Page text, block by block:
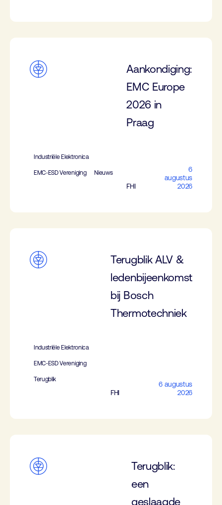
Aankondiging:
EMC Europe
2026 in
Praag
Industriële Elektronica
EMC-ESD Vereniging Nieuws
FHI
6
augustus
2026
Terugblik ALV &
ledenbijeenkomst
bij Bosch
Thermotechniek
Industriële Elektronica
EMC-ESD Vereniging
Terugblik
FHI
6 augustus
2026
Terugblik:
een
geslaagde